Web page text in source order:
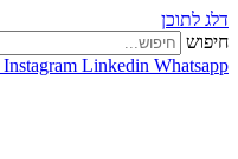
דלג לתוכן
חיפוש
Instagram Linkedin Whatsapp